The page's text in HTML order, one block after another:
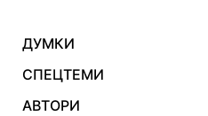
ДУМКИ
СПЕЦТЕМИ
АВТОРИ